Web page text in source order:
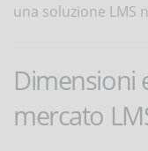
una soluzione LMS
Dimensioni
mercato